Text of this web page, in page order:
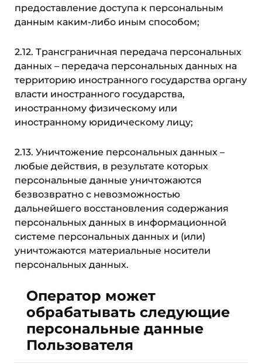
предоставление доступа к персональным
данным каким-либо иным способом;
2.12. Трансграничная передача персональных
данных – передача персональных данных на
территорию иностранного государства органу
власти иностранного государства,
иностранному физическому или
иностранному юридическому лицу;
2.13. Уничтожение персональных данных –
любые действия, в результате которых
персональные данные уничтожаются
безвозвратно с невозможностью
дальнейшего восстановления содержания
персональных данных в информационной
системе персональных данных и (или)
уничтожаются материальные носители
персональных данных.
Оператор может
обрабатывать следующие
персональные данные
Пользователя